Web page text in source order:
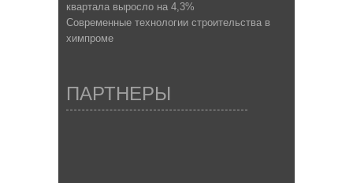
квартала выросло на 4,3%
Современные технологии строительства в
химпроме
ПАРТНЕРЫ